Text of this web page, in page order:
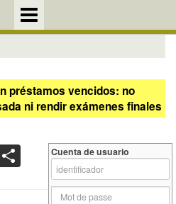
préstamos vencidos: no
ni rendir exámenes finales
Cuenta de usuario